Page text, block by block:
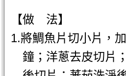
【做 法】
1.將鯛魚片切小片，
鐘；洋蔥去皮切片